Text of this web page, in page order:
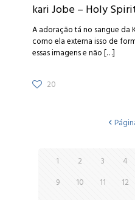
kari Jobe – Holy
A adoração tá no sangue da
como ela externa isso de
essas imagens e não[…]
20
1 2 3 4
9
10 11 12